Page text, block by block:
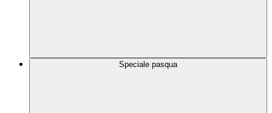
Speciale pasqua